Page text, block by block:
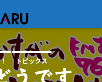
トピックス
うです